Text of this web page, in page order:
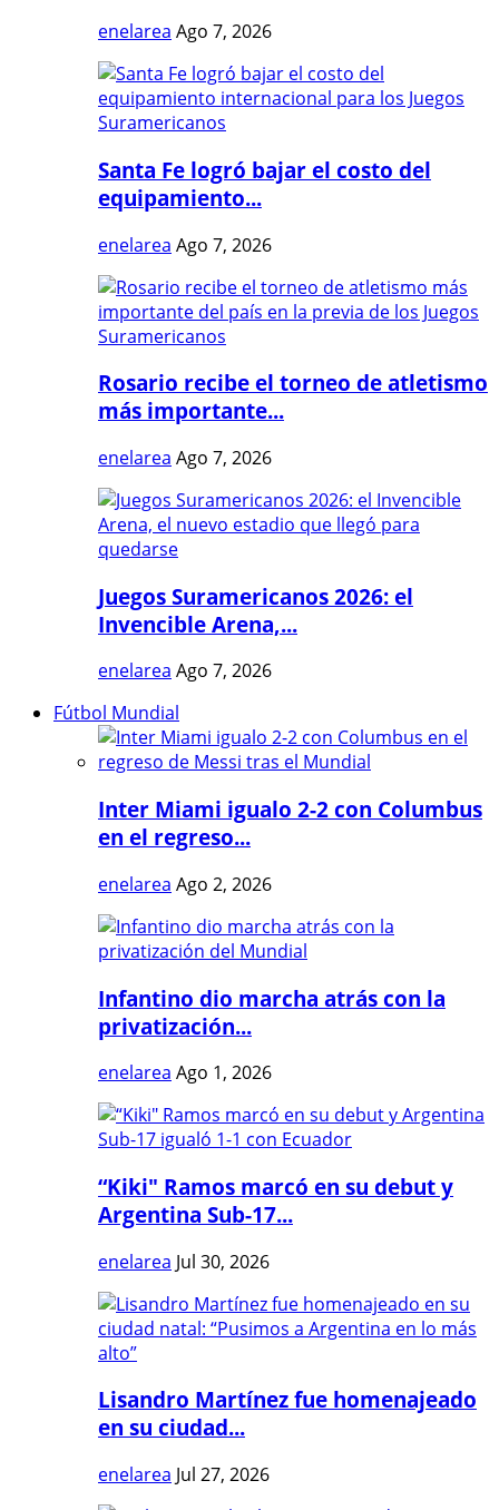
enelarea Ago 7, 2026
Santa Fe logró bajar el costo del
equipamiento...
enelarea Ago 7, 2026
Rosario recibe el torneo de atletismo
más importante...
enelarea Ago 7, 2026
Juegos Suramericanos 2026: el
Invencible Arena,...
enelarea Ago 7, 2026
Fútbol Mundial
Inter Miami igualo 2-2 con Columbus
en el regreso...
enelarea Ago 2, 2026
Infantino dio marcha atrás con la
privatización...
enelarea Ago 1, 2026
“Kiki" Ramos marcó en su debut y
Argentina Sub-17...
enelarea Jul 30, 2026
Lisandro Martínez fue homenajeado
en su ciudad...
enelarea Jul 27, 2026